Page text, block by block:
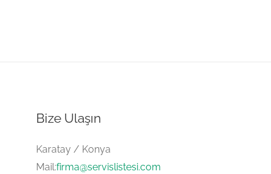
Bize Ulaşın
Karatay / Konya
Mail:firma@servislistesi.com